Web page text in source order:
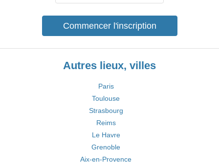
Commencer l'inscription
Autres lieux, villes
Paris
Toulouse
Strasbourg
Reims
Le Havre
Grenoble
Aix-en-Provence